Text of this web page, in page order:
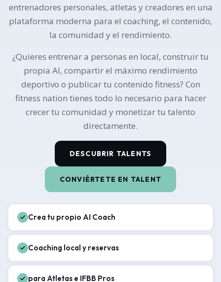
entrenadores personales, atletas y creadores en una
plataforma moderna para el coaching, el contenido,
la comunidad y el rendimiento.
¿Quieres entrenar a personas en local, construir tu
propia AI, compartir el máximo rendimiento
deportivo o publicar tu contenido fitness? Con
fitness nation tienes todo lo necesario para hacer
crecer tu comunidad y monetizar tu talento
directamente.
DESCUBRIR TALENTS
CONVIÉRTETE EN TALENT
Crea tu propio AI Coach
Coaching local y reservas
para Atletas e IFBB Pros